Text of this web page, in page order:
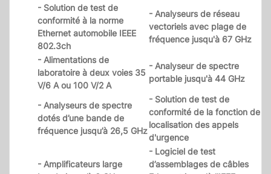
- Solution de test de
conformité à la norme
Ethernet automobile IEEE
802.3ch
- Analyseurs de réseau
vectoriels avec plage de
fréquence jusqu'à 67 GHz
- Alimentations de
laboratoire à deux voies 35
V/6 A ou 100 V/2 A
- Analyseur de spectre
portable jusqu'à 44 GHz
- Analyseurs de spectre
dotés d’une bande de
fréquence jusqu’à 26,5 GHz
- Solution de test de
conformité de la fonction de
localisation des appels
d'urgence
- Amplificateurs large
- Logiciel de test
d’assemblages de câbles